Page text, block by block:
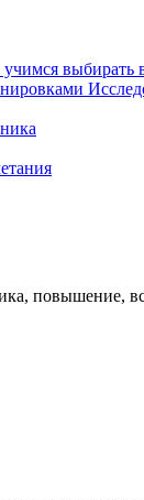
выбирать
повышение,